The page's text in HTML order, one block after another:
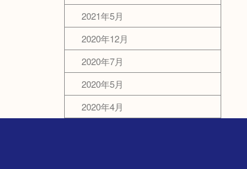
2021年5月
2020年12月
2020年7月
2020年5月
2020年4月